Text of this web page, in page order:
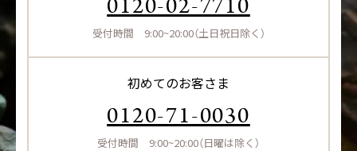
受付時間 9:00~20:00（土日祝日除く）
初めてのお客さま
0120-71-0030
受付時間 9:00~20:00（日曜は除く）